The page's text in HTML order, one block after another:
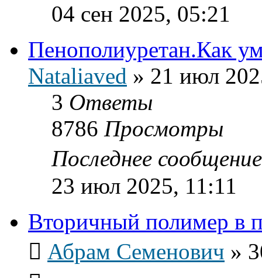
04 сен 2025, 05:21
Пенополиуретан.Как
Nataliaved » 21 июл
3 Ответы
8786 Просмотры
Последнее
23 июл 2025, 11:11
Вторичный полимер в
Абрам Семенович »